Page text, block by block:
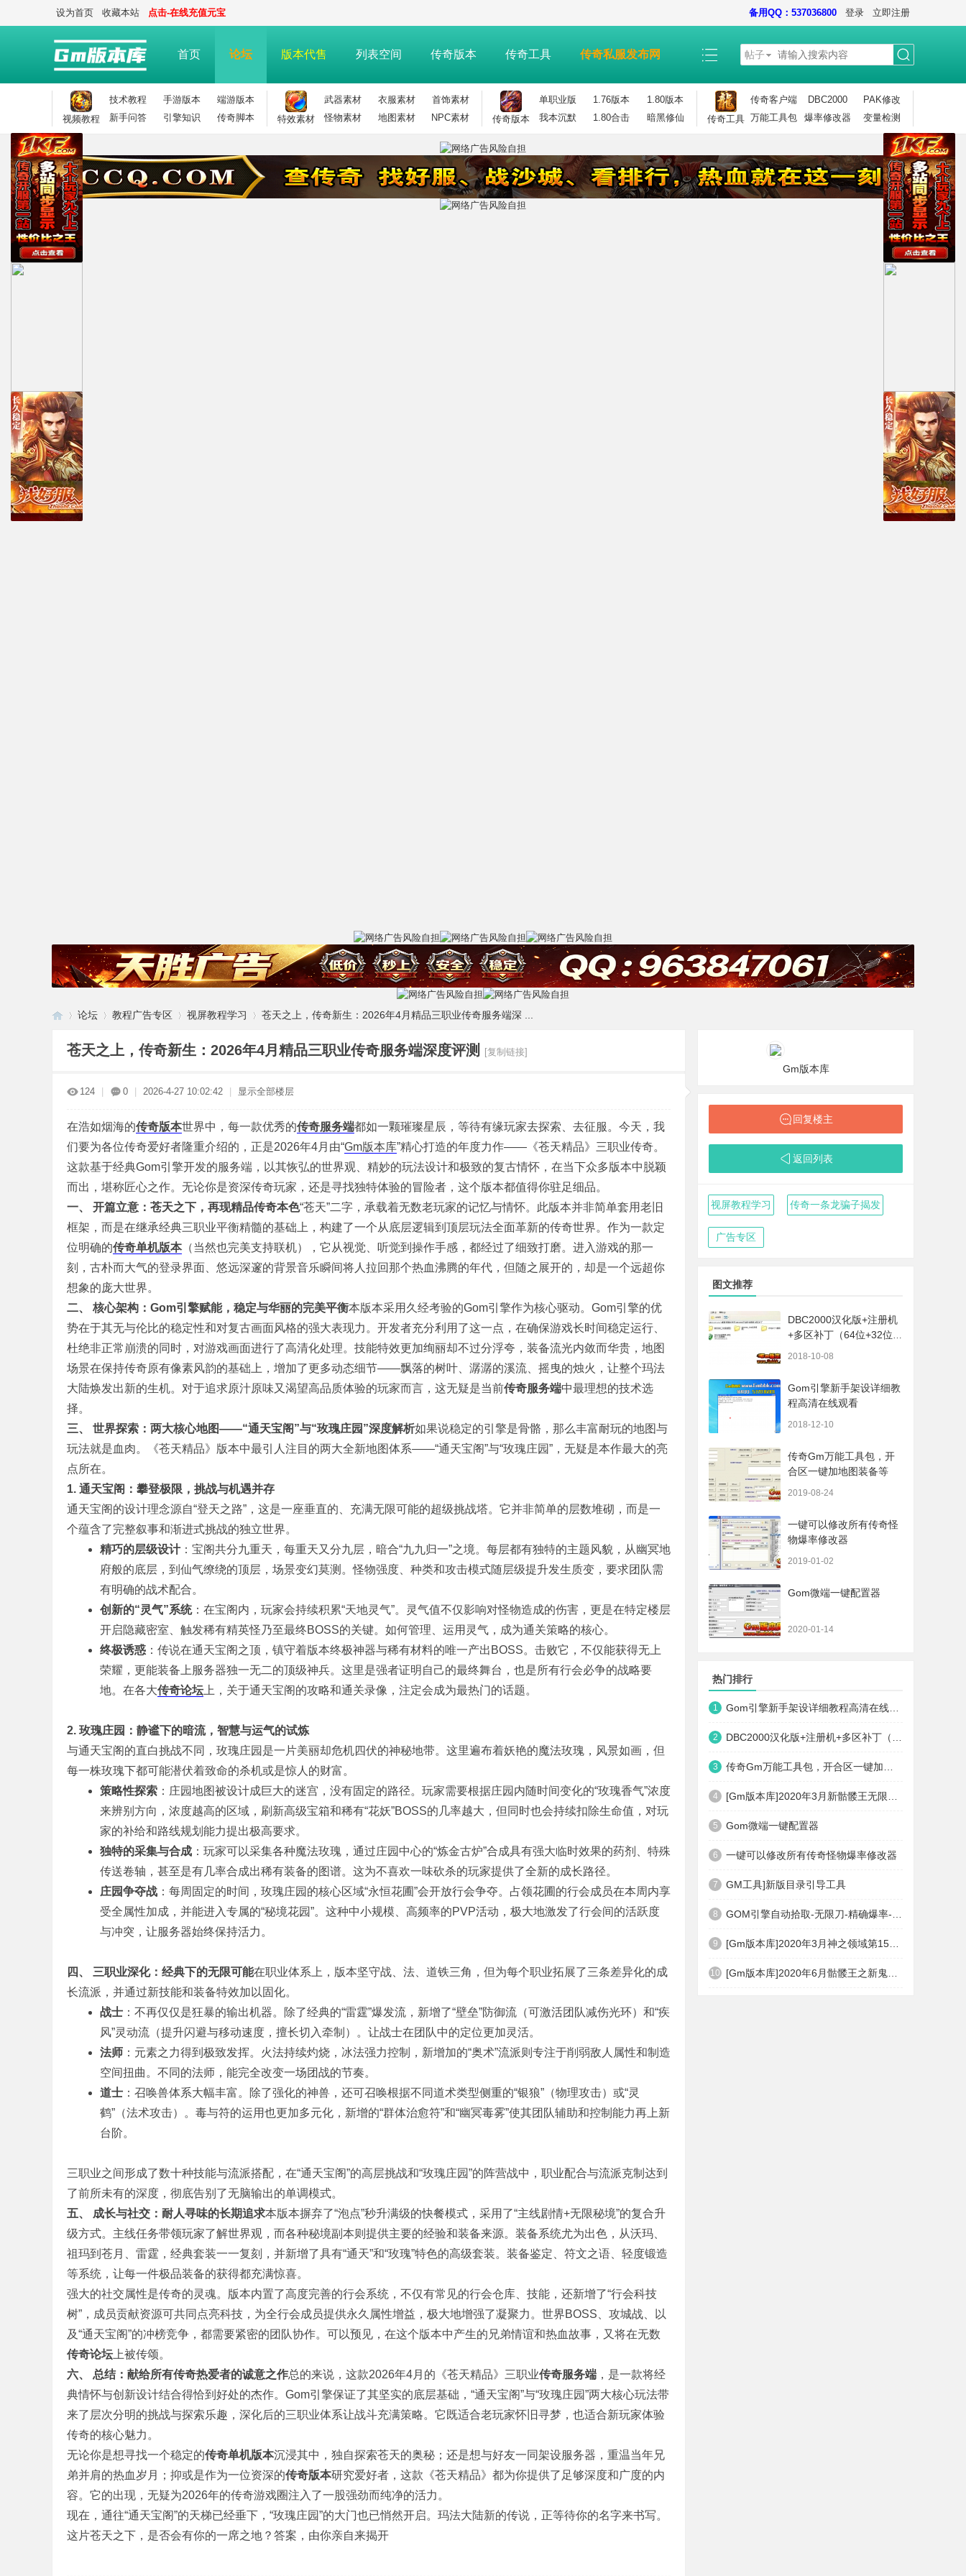
设为首页 收藏本站 点击-在线充值元宝 备用QQ：537036800 登录 立即注册
首页 论坛 版本代售 列表空间 传奇版本 传奇工具 传奇私服发布网 帖子
索
视频教程
技术教程 手游版本
端游版本
新手问答
引擎知识 传奇脚本 特效素材
武器素材 衣服素材
首饰素材
怪物素材
地图素材 NPC素材 传奇版本
单职业版 1.76版本
1.80版本
我本沉默
1.80合击 暗黑修仙 传奇工具
传奇客户端 DBC2000
PAK修改
万能工具包
爆率修改器 变量检测
论坛 教程广告专区 视屏教程学习 苍天之上，传奇新生：2026年4月精品三职业传奇服务端深 ...
苍天之上，传奇新生：2026年4月精品三职业传奇服务端深度评测 [复制链接]
124 0 2026-4-27 10:02:42 显示全部楼层
在浩如烟海的传奇版本世界中，每一款优秀的传奇服务端都如一颗璀璨星辰，等待有缘玩家去探索、去征服。今天，我
们要为各位传奇爱好者隆重介绍的，正是2026年4月由“Gm版本库”精心打造的年度力作——《苍天精品》三职业传奇。
这款基于经典Gom引擎开发的服务端，以其恢弘的世界观、精妙的玩法设计和极致的复古情怀，在当下众多版本中脱颖
而出，堪称匠心之作。无论你是资深传奇玩家，还是寻找独特体验的冒险者，这个版本都值得你驻足细品。
一、 开篇立意：苍天之下，再现精品传奇本色“苍天”二字，承载着无数老玩家的记忆与情怀。此版本并非简单套用老旧
框架，而是在继承经典三职业平衡精髓的基础上，构建了一个从底层逻辑到顶层玩法全面革新的传奇世界。作为一款定
位明确的传奇单机版本（当然也完美支持联机），它从视觉、听觉到操作手感，都经过了细致打磨。进入游戏的那一
刻，古朴而大气的登录界面、悠远深邃的背景音乐瞬间将人拉回那个热血沸腾的年代，但随之展开的，却是一个远超你
想象的庞大世界。
二、 核心架构：Gom引擎赋能，稳定与华丽的完美平衡本版本采用久经考验的Gom引擎作为核心驱动。Gom引擎的优
势在于其无与伦比的稳定性和对复古画面风格的强大表现力。开发者充分利用了这一点，在确保游戏长时间稳定运行、
杜绝非正常崩溃的同时，对游戏画面进行了高清化处理。技能特效更加绚丽却不过分浮夸，装备流光内敛而华贵，地图
场景在保持传奇原有像素风韵的基础上，增加了更多动态细节——飘落的树叶、潺潺的溪流、摇曳的烛火，让整个玛法
大陆焕发出新的生机。对于追求原汁原味又渴望高品质体验的玩家而言，这无疑是当前传奇服务端中最理想的技术选
择。
三、 世界探索：两大核心地图——“通天宝阁”与“玫瑰庄园”深度解析如果说稳定的引擎是骨骼，那么丰富耐玩的地图与
玩法就是血肉。《苍天精品》版本中最引人注目的两大全新地图体系——“通天宝阁”与“玫瑰庄园”，无疑是本作最大的亮
点所在。
1. 通天宝阁：攀登极限，挑战与机遇并存
通天宝阁的设计理念源自“登天之路”，这是一座垂直的、充满无限可能的超级挑战塔。它并非简单的层数堆砌，而是一
个蕴含了完整叙事和渐进式挑战的独立世界。
精巧的层级设计：宝阁共分九重天，每重天又分九层，暗合“九九归一”之境。每层都有独特的主题风貌，从幽冥地
府般的底层，到仙气缭绕的顶层，场景变幻莫测。怪物强度、种类和攻击模式随层级提升发生质变，要求团队需
有明确的战术配合。
创新的“灵气”系统：在宝阁内，玩家会持续积累“天地灵气”。灵气值不仅影响对怪物造成的伤害，更是在特定楼层
开启隐藏密室、触发稀有精英怪乃至最终BOSS的关键。如何管理、运用灵气，成为通关策略的核心。
终极诱惑 ：传说在通天宝阁之顶，镇守着版本终极神器与稀有材料的唯一产出BOSS。击败它，不仅能获得无上
荣耀，更能装备上服务器独一无二的顶级神兵。这里是强者证明自己的最终舞台，也是所有行会必争的战略要
地。在各大传奇论坛上，关于通天宝阁的攻略和通关录像，注定会成为最热门的话题。
2. 玫瑰庄园：静谧下的暗流，智慧与运气的试炼
与通天宝阁的直白挑战不同，玫瑰庄园是一片美丽却危机四伏的神秘地带。这里遍布着妖艳的魔法玫瑰，风景如画，但
每一株玫瑰下都可能潜伏着致命的杀机或是惊人的财富。
策略性探索 ：庄园地图被设计成巨大的迷宫，没有固定的路径。玩家需要根据庄园内随时间变化的“玫瑰香气”浓度
来辨别方向，浓度越高的区域，刷新高级宝箱和稀有“花妖”BOSS的几率越大，但同时也会持续扣除生命值，对玩
家的补给和路线规划能力提出极高要求。
独特的采集与合成 ：玩家可以采集各种魔法玫瑰，通过庄园中心的“炼金古炉”合成具有强大临时效果的药剂、特殊
传送卷轴，甚至是有几率合成出稀有装备的图谱。这为不喜欢一味砍杀的玩家提供了全新的成长路径。
庄园争夺战 ：每周固定的时间，玫瑰庄园的核心区域“永恒花圃”会开放行会争夺。占领花圃的行会成员在本周内享
受全属性加成，并能进入专属的“秘境花园”。这种中小规模、高频率的PVP活动，极大地激发了行会间的活跃度
与冲突，让服务器始终保持活力。
四、 三职业深化：经典下的无限可能在职业体系上，版本坚守战、法、道铁三角，但为每个职业拓展了三条差异化的成
长流派，并通过新技能和装备特效加以固化。
战士 ：不再仅仅是狂暴的输出机器。除了经典的“雷霆”爆发流，新增了“壁垒”防御流（可激活团队减伤光环）和“疾
风”灵动流（提升闪避与移动速度，擅长切入牵制）。让战士在团队中的定位更加灵活。
法师 ：元素之力得到极致发挥。火法持续灼烧，冰法强力控制，新增加的“奥术”流派则专注于削弱敌人属性和制造
空间扭曲。不同的法师，能完全改变一场团战的节奏。
道士 ：召唤兽体系大幅丰富。除了强化的神兽，还可召唤根据不同道术类型侧重的“银狼”（物理攻击）或“灵
鹤”（法术攻击）。毒与符的运用也更加多元化，新增的“群体治愈符”和“幽冥毒雾”使其团队辅助和控制能力再上新
台阶。
三职业之间形成了数十种技能与流派搭配，在“通天宝阁”的高层挑战和“玫瑰庄园”的阵营战中，职业配合与流派克制达到
了前所未有的深度，彻底告别了无脑输出的单调模式。
五、 成长与社交：耐人寻味的长期追求本版本摒弃了“泡点”秒升满级的快餐模式，采用了“主线剧情+无限秘境”的复合升
级方式。主线任务带领玩家了解世界观，而各种秘境副本则提供主要的经验和装备来源。装备系统尤为出色，从沃玛、
祖玛到苍月、雷霆，经典套装一一复刻，并新增了具有“通天”和“玫瑰”特色的高级套装。装备鉴定、符文之语、轻度锻造
等系统，让每一件极品装备的获得都充满惊喜。
强大的社交属性是传奇的灵魂。版本内置了高度完善的行会系统，不仅有常见的行会仓库、技能，还新增了“行会科技
树”，成员贡献资源可共同点亮科技，为全行会成员提供永久属性增益，极大地增强了凝聚力。世界BOSS、攻城战、以
及“通天宝阁”的冲榜竞争，都需要紧密的团队协作。可以预见，在这个版本中产生的兄弟情谊和热血故事，又将在无数
传奇论坛上被传颂。
六、 总结：献给所有传奇热爱者的诚意之作总的来说，这款2026年4月的《苍天精品》三职业传奇服务端 ，是一款将经
典情怀与创新设计结合得恰到好处的杰作。Gom引擎保证了其坚实的底层基础，“通天宝阁”与“玫瑰庄园”两大核心玩法带
来了层次分明的挑战与探索乐趣，深化后的三职业体系让战斗充满策略。它既适合老玩家怀旧寻梦，也适合新玩家体验
传奇的核心魅力。
无论你是想寻找一个稳定的传奇单机版本沉浸其中，独自探索苍天的奥秘；还是想与好友一同架设服务器，重温当年兄
弟并肩的热血岁月；抑或是作为一位资深的传奇版本研究爱好者，这款《苍天精品》都为你提供了足够深度和广度的内
容。它的出现，无疑为2026年的传奇游戏圈注入了一股强劲而纯净的活力。
现在，通往“通天宝阁”的天梯已经垂下，“玫瑰庄园”的大门也已悄然开启。玛法大陆新的传说，正等待你的名字来书写。
这片苍天之下，是否会有你的一席之地？答案，由你亲自来揭开
Gm版本库
回复楼主
返回列表
视屏教程学习 传奇一条龙骗子揭发
广告专区
图文推荐
DBC2000汉化版+注册机
+多区补丁（64位+32位的
2018-10-08
Gom引擎新手架设详细教
程高清在线观看
2018-12-10
传奇Gm万能工具包，开
合区一键加地图装备等
2019-08-24
一键可以修改所有传奇怪
物爆率修改器
2019-01-02
Gom微端一键配置器
2020-01-14
热门排行
1
2
3
4
5 Gom微端一键配置器
6 一键可以修改所有传奇怪物爆率修改器
7 GM工具]新版目录引导工具
8
9
10